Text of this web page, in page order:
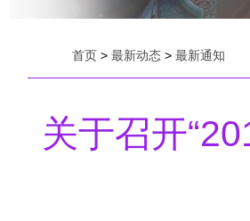
首页> 最新动态> 最新通知
关于召开